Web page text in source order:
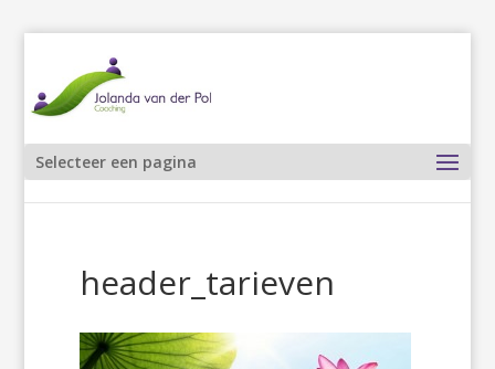
Selecteer een pagina
header_tarieven